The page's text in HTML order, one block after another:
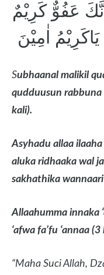
عَفُوٌّ كَرِيْمٌ
اٰمِيْنَ
Subhaanal malikil
qudduusun
kali).
Asyhadu allaa
aluka ridhaaka wal
sakhathika
Allaahumma innaka
‘afwa fa’fu ‘annaa
“Maha Suci Allah,